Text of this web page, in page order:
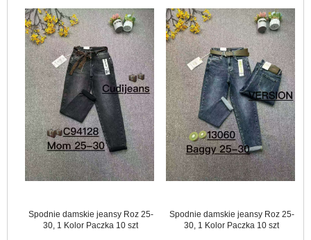
Spodnie damskie jeansy Roz 25-
30, 1 Kolor Paczka 10 szt
Spodnie damskie jeansy Roz 25-
30, 1 Kolor Paczka 10 szt